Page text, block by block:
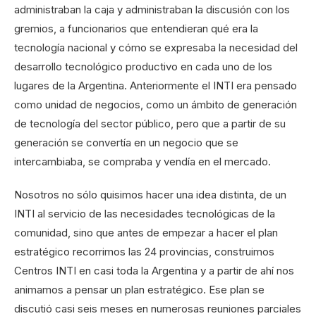
administraban la caja y administraban la discusión con los
gremios, a funcionarios que entendieran qué era la
tecnología nacional y cómo se expresaba la necesidad del
desarrollo tecnológico productivo en cada uno de los
lugares de la Argentina. Anteriormente el INTI era pensado
como unidad de negocios, como un ámbito de generación
de tecnología del sector público, pero que a partir de su
generación se convertía en un negocio que se
intercambiaba, se compraba y vendía en el mercado.
Nosotros no sólo quisimos hacer una idea distinta, de un
INTI al servicio de las necesidades tecnológicas de la
comunidad, sino que antes de empezar a hacer el plan
estratégico recorrimos las 24 provincias, construimos
Centros INTI en casi toda la Argentina y a partir de ahí nos
animamos a pensar un plan estratégico. Ese plan se
discutió casi seis meses en numerosas reuniones parciales